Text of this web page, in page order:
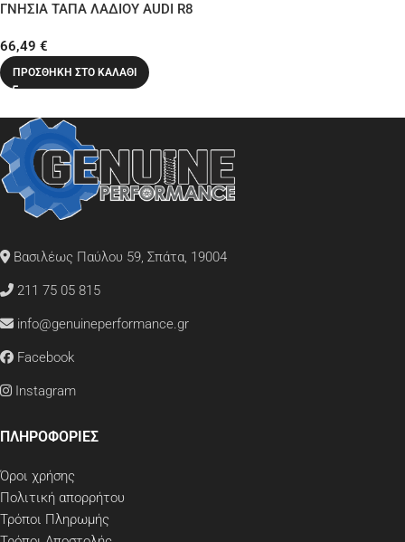
ΓΝΗΣΙΑ ΤΑΠΑ ΛΑΔΙΟΥ AUDI R8
66,49 €
ΠΡΟΣΘΉΚΗ ΣΤΟ ΚΑΛΆΘΙ
Βασιλέως Παύλου 59, Σπάτα, 19004
211 75 05 815
info@genuineperformance.gr
Facebook
Instagram
ΠΛΗΡΟΦΟΡΙΕΣ
Όροι χρήσης
Πολιτική απορρήτου
Τρόποι Πληρωμής